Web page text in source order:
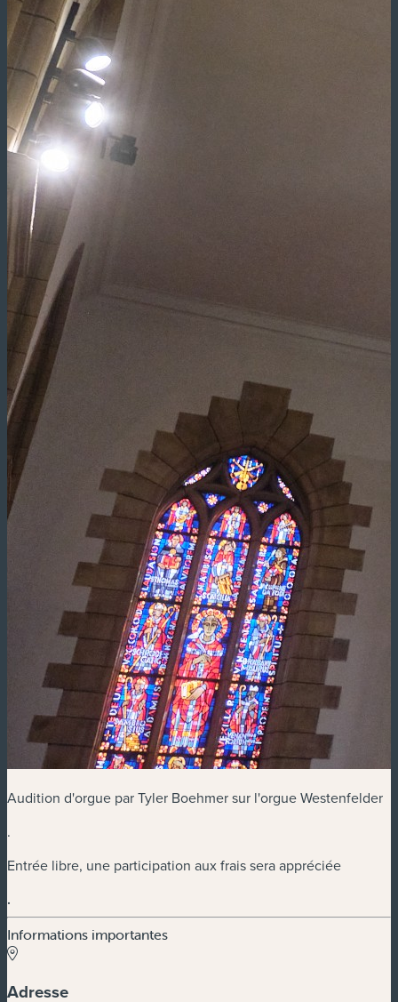
Audition d'orgue par Tyler Boehmer sur l'orgue Westenfelder
.
Entrée libre, une participation aux frais sera appréciée
.
Informations importantes
Adresse